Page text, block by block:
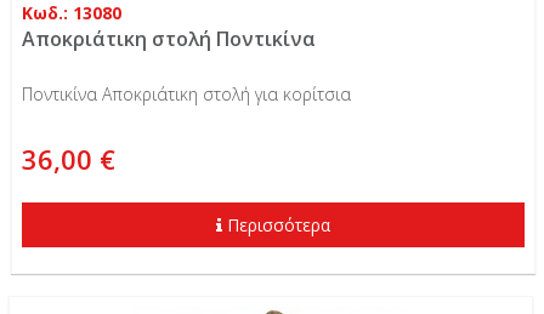
Κωδ.: 13080
Αποκριάτικη στολή Ποντικίνα
Ποντικίνα Αποκριάτικη στολή για κορίτσια
36,00 €
Περισσότερα